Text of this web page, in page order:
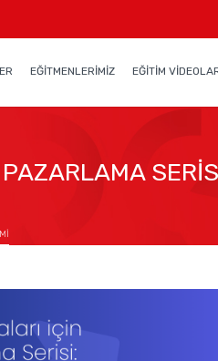
EĞİTMENLERİMİZ EĞİTİM